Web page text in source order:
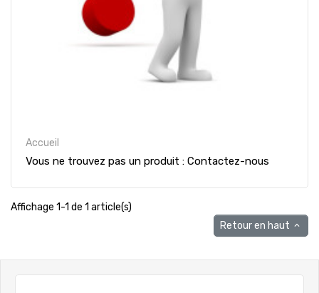
Accueil
Vous ne trouvez pas un produit : Contactez-nous
Affichage 1-1 de 1 article(s)
Retour en haut 